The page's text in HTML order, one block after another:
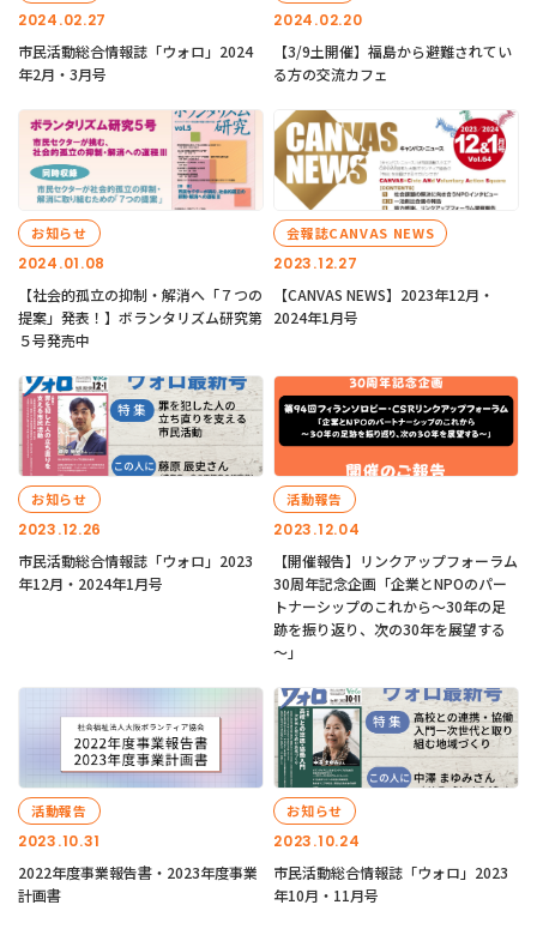
2024.02.27
市民活動総合情報誌「ウォロ」2024
年2月・3月号
2024.02.20
【3/9土開催】福島から避難されてい
る方の交流カフェ
2024.01.08
お知らせ
【社会的孤立の抑制・解消へ「７つの
提案」発表！】ボランタリズム研究第
５号発売中
2023.12.27
会報誌CANVAS NEWS
【CANVAS NEWS】2023年12月・
2024年1月号
2023.12.26
お知らせ
市民活動総合情報誌「ウォロ」2023
年12月・2024年1月号
2023.12.04
活動報告
【開催報告】リンクアップフォーラム
30周年記念企画「企業とNPOのパー
トナーシップのこれから～30年の足
跡を振り返り、次の30年を展望する
～」
2023.10.31
活動報告
2022年度事業報告書・2023年度事業
計画書
2023.10.24
お知らせ
市民活動総合情報誌「ウォロ」2023
年10月・11月号